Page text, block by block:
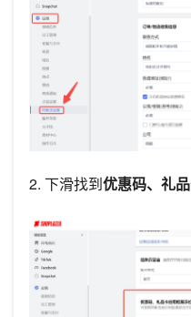
2. 下滑找到优惠码、礼